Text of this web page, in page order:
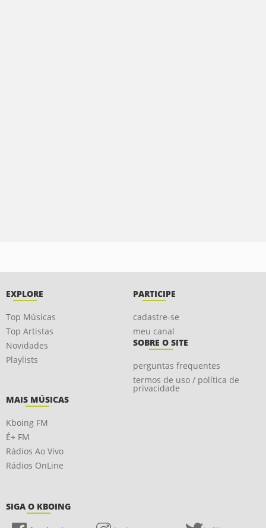
EXPLORE
Top Músicas
Top Artistas
Novidades
Playlists
PARTICIPE
cadastre-se
meu canal
SOBRE O SITE
perguntas frequentes
termos de uso / política de
privacidade
MAIS MÚSICAS
Kboing FM
É+ FM
Rádios Ao Vivo
Rádios OnLine
SIGA O KBOING